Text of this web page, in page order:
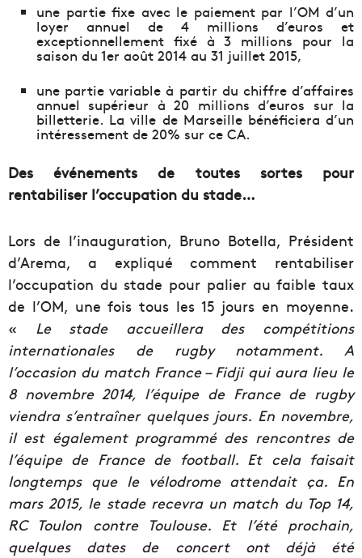
une partie fixe avec le paiement par l’OM d’un
loyer annuel de 4 millions d’euros et
exceptionnellement fixé à 3 millions pour la
saison du 1er août 2014 au 31 juillet 2015,
une partie variable à partir du chiffre d’affaires
annuel supérieur à 20 millions d’euros sur la
billetterie. La ville de Marseille bénéficiera d’un
intéressement de 20% sur ce CA.
Des événements de toutes sortes pour
rentabiliser l’occupation du stade…
Lors de l’inauguration, Bruno Botella, Président
d’Arema, a expliqué comment rentabiliser
l’occupation du stade pour palier au faible taux
de l’OM, une fois tous les 15 jours en moyenne.
« Le stade accueillera des compétitions
internationales de rugby notamment. A
l’occasion du match France – Fidji qui aura lieu le
8 novembre 2014, l’équipe de France de rugby
viendra s’entraîner quelques jours. En novembre,
il est également programmé des rencontres de
l’équipe de France de football. Et cela faisait
longtemps que le vélodrome attendait ça. En
mars 2015, le stade recevra un match du Top 14,
RC Toulon contre Toulouse. Et l’été prochain,
quelques dates de concert ont déjà été